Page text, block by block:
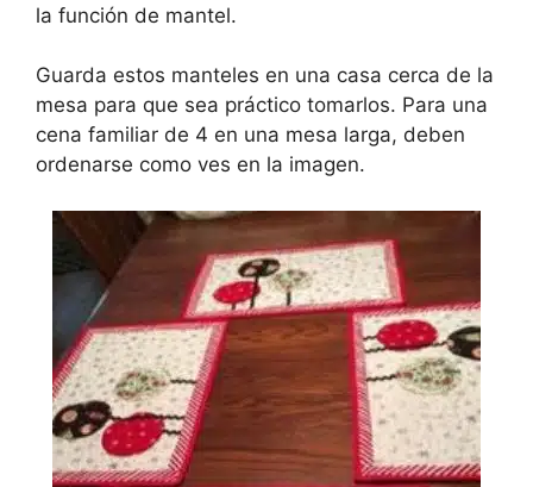
la función de mantel.
Guarda estos manteles en una casa cerca de la
mesa para que sea práctico tomarlos. Para una
cena familiar de 4 en una mesa larga, deben
ordenarse como ves en la imagen.